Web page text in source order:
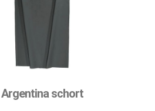
Argentina schort